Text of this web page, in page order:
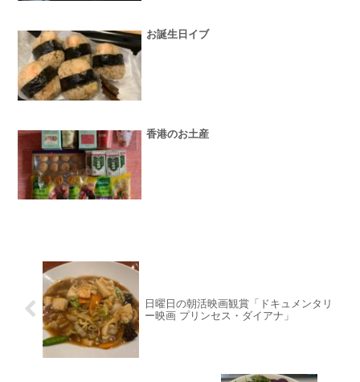
お誕生日イブ
香港のお土産
日曜日の朝活映画観賞「ドキュメンタリ
ー映画 プリンセス・ダイアナ」